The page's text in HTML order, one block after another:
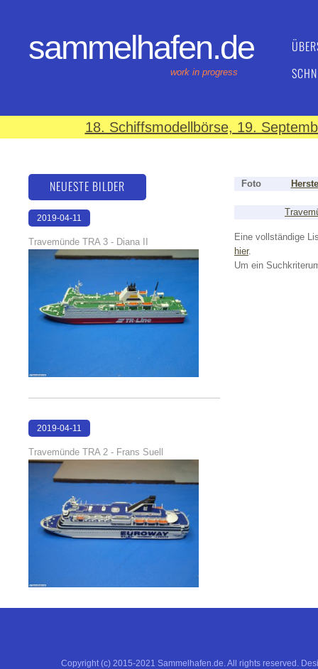
sammelhafen.de
work in progress
18. Schiffsmodellbörse, 19.
Foto
Eine vollständige
hier.
Um ein
NEUESTE BILDER
2019-04-11
Travemünde TRA 3 - Diana II
2019-04-11
Travemünde TRA 2 - Frans Suell
Copyright (c) 2015-2021 Sammelhafen.de. All rights reserved.